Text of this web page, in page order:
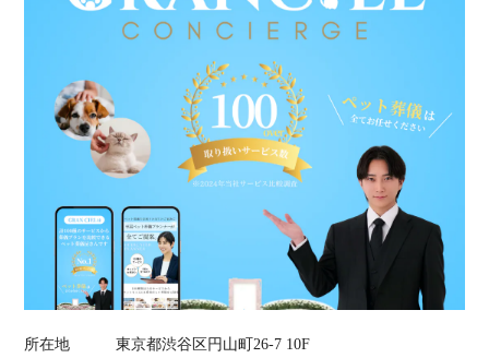
所在地
東京都渋谷区円山町26-7 10F